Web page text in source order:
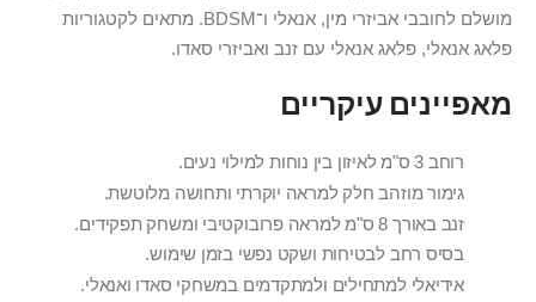
מושלם לחובבי אביזרי מין, אנאלי ו־BDSM. מתאים לקטגוריות
פלאג אנאלי, פלאג אנאלי עם זנב ואביזרי סאדו.
מאפיינים עיקריים
רוחב 3 ס"מ לאיזון בין נוחות למילוי נעים.
גימור מוזהב חלק למראה יוקרתי ותחושה מלוטשת.
זנב באורך 8 ס"מ למראה פרובוקטיבי ומשחק תפקידים.
בסיס רחב לבטיחות ושקט נפשי בזמן שימוש.
אידיאלי למתחילים ולמתקדמים במשחקי סאדו ואנאלי.